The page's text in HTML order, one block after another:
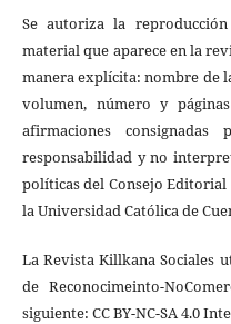
Se autoriza la
material que aparece en la
manera explícita: nombre de
volumen, número y
afirmaciones
responsabilidad y no
políticas del Consejo
la Universidad Católica de
La Revista Killkana Sociales
de Reconocimeinto-
siguiente: CC BY-NC-SA 4.0